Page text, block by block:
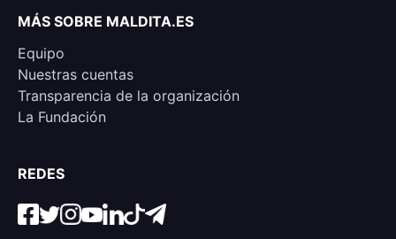
MÁS SOBRE MALDITA.ES
Equipo
Nuestras cuentas
Transparencia de la organización
La Fundación
REDES